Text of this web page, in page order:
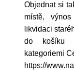
Objednat si
místě,
likvidaci
do košíku
kategoriemi
https://